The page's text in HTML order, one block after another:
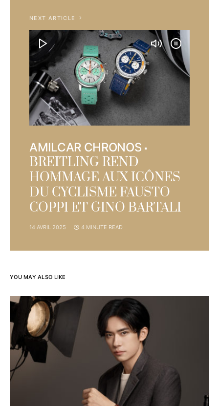
NEXT ARTICLE
AMILCAR CHRONOS
BREITLING REND
HOMMAGE AUX ICÔNES
DU CYCLISME FAUSTO
COPPI ET GINO BARTALI
14 AVRIL 2025 4 MINUTE READ
YOU MAY ALSO LIKE